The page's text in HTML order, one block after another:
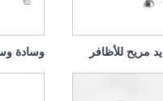
مريح للأظافر